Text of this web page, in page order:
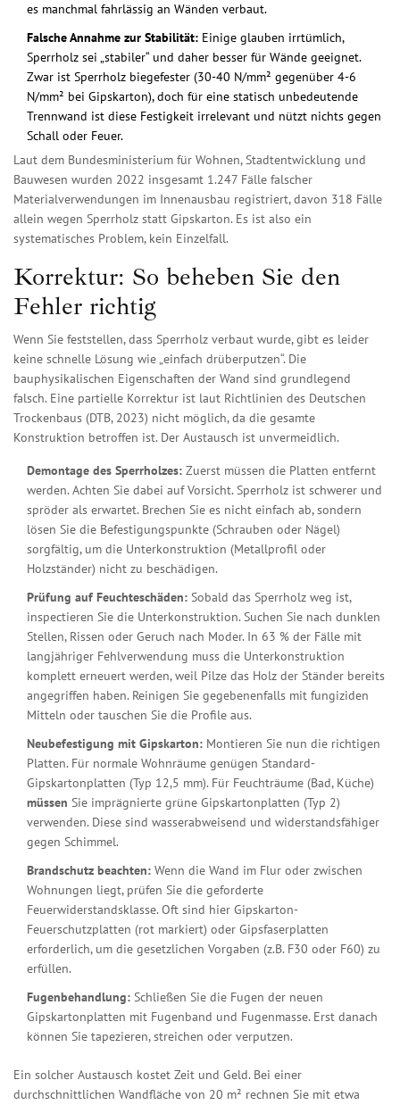
es manchmal fahrlässig an Wänden verbaut.
Falsche Annahme zur Stabilität: Einige glauben irrtümlich,
Sperrholz sei „stabiler“ und daher besser für Wände geeignet.
Zwar ist Sperrholz biegefester (30-40 N/mm² gegenüber 4-6
N/mm² bei Gipskarton), doch für eine statisch unbedeutende
Trennwand ist diese Festigkeit irrelevant und nützt nichts gegen
Schall oder Feuer.
Laut dem Bundesministerium für Wohnen, Stadtentwicklung und
Bauwesen wurden 2022 insgesamt 1.247 Fälle falscher
Materialverwendungen im Innenausbau registriert, davon 318 Fälle
allein wegen Sperrholz statt Gipskarton. Es ist also ein
systematisches Problem, kein Einzelfall.
Korrektur: So beheben Sie den
Fehler richtig
Wenn Sie feststellen, dass Sperrholz verbaut wurde, gibt es leider
keine schnelle Lösung wie „einfach drüberputzen“. Die
bauphysikalischen Eigenschaften der Wand sind grundlegend
falsch. Eine partielle Korrektur ist laut Richtlinien des Deutschen
Trockenbaus (DTB, 2023) nicht möglich, da die gesamte
Konstruktion betroffen ist. Der Austausch ist unvermeidlich.
Demontage des Sperrholzes: Zuerst müssen die Platten entfernt
werden. Achten Sie dabei auf Vorsicht. Sperrholz ist schwerer und
spröder als erwartet. Brechen Sie es nicht einfach ab, sondern
lösen Sie die Befestigungspunkte (Schrauben oder Nägel)
sorgfältig, um die Unterkonstruktion (Metallprofil oder
Holzständer) nicht zu beschädigen.
Prüfung auf Feuchteschäden: Sobald das Sperrholz weg ist,
inspectieren Sie die Unterkonstruktion. Suchen Sie nach dunklen
Stellen, Rissen oder Geruch nach Moder. In 63 % der Fälle mit
langjähriger Fehlverwendung muss die Unterkonstruktion
komplett erneuert werden, weil Pilze das Holz der Ständer bereits
angegriffen haben. Reinigen Sie gegebenenfalls mit fungiziden
Mitteln oder tauschen Sie die Profile aus.
Neubefestigung mit Gipskarton: Montieren Sie nun die richtigen
Platten. Für normale Wohnräume genügen Standard-
Gipskartonplatten (Typ 12,5 mm). Für Feuchträume (Bad, Küche)
müssen Sie imprägnierte grüne Gipskartonplatten (Typ 2)
verwenden. Diese sind wasserabweisend und widerstandsfähiger
gegen Schimmel.
Brandschutz beachten: Wenn die Wand im Flur oder zwischen
Wohnungen liegt, prüfen Sie die geforderte
Feuerwiderstandsklasse. Oft sind hier Gipskarton-
Feuerschutzplatten (rot markiert) oder Gipsfaserplatten
erforderlich, um die gesetzlichen Vorgaben (z.B. F30 oder F60) zu
erfüllen.
Fugenbehandlung: Schließen Sie die Fugen der neuen
Gipskartonplatten mit Fugenband und Fugenmasse. Erst danach
können Sie tapezieren, streichen oder verputzen.
Ein solcher Austausch kostet Zeit und Geld. Bei einer
durchschnittlichen Wandfläche von 20 m² rechnen Sie mit etwa